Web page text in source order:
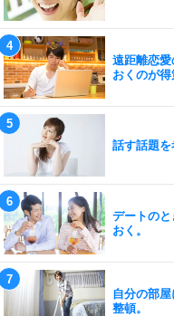
遠距離恋
おくのが得
話す話題を
デートの
おく。
自分の部
整頓。